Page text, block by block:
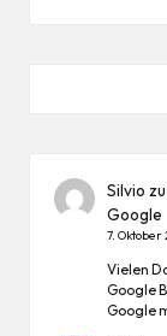
Silvio
Google
7. Oktober
Vielen
Google
Google